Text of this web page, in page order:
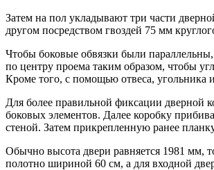
Затем на пол укладывают три части
другом посредством гвоздей 75 мм
Чтобы боковые обвязки были
по центру проема таким образом, чтобы
Кроме того, с помощью отвеса, угольника
Для более правильной фиксации дверной
боковых элементов. Далее коробку
стеной. Затем прикрепленную ранее
Обычно высота двери равняется 1981 мм,
полотно шириной 60 см, а для входной